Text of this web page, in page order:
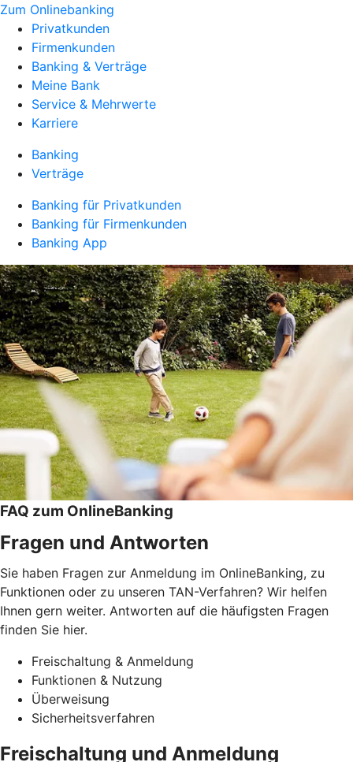
Zum Onlinebanking
Privatkunden
Firmenkunden
Banking & Verträge
Meine Bank
Service & Mehrwerte
Karriere
Banking
Verträge
Banking für Privatkunden
Banking für Firmenkunden
Banking App
FAQ zum OnlineBanking
Fragen und Antworten
Sie haben Fragen zur Anmeldung im OnlineBanking, zu
Funktionen oder zu unseren TAN-Verfahren? Wir helfen
Ihnen gern weiter. Antworten auf die häufigsten Fragen
finden Sie hier.
Freischaltung & Anmeldung
Funktionen & Nutzung
Überweisung
Sicherheitsverfahren
Freischaltung und Anmeldung